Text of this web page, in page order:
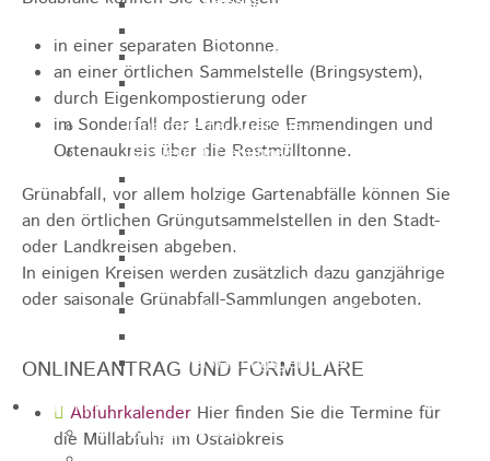
Stadthalle kleiner Saal
Tennishalle
Qualifizierter Mietspiegel
Steuern & Gebühren
Hundesteuer
Vergnügungssteuer
Hebesätze
Kindergartengebühren
Hallenbenutzungsgebühren
Verwaltungsgebühren
Politik
Bürgermeister
in einer separaten Biotonne,
an einer örtlichen Sammelstelle (Bringsystem),
durch Eigenkompostierung oder
im Sonderfall der Landkreise Emmendingen und
Ortenaukreis über die Restmülltonne.
Grünabfall, vor allem holzige Gartenabfälle können Sie
an den örtlichen Grüngutsammelstellen in den Stadt-
oder Landkreisen abgeben.
In einigen Kreisen werden zusätzlich dazu ganzjährige
oder saisonale Grünabfall-Sammlungen angeboten.
ONLINEANTRAG UND FORMULARE
Abfuhrkalender Hier finden Sie die Termine für
die Müllabfuhr im Ostalbkreis